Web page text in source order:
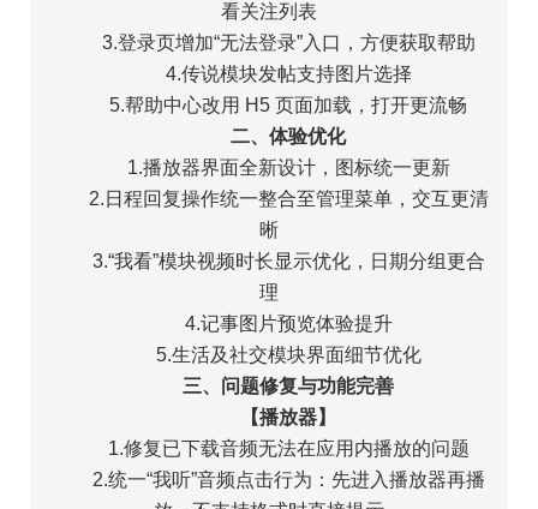
看关注列表
3.登录页增加“无法登录”入口，方便获取帮助
4.传说模块发帖支持图片选择
5.帮助中心改用 H5 页面加载，打开更流畅
二、体验优化
1.播放器界面全新设计，图标统一更新
2.日程回复操作统一整合至管理菜单，交互更清
晰
3.“我看”模块视频时长显示优化，日期分组更合
理
4.记事图片预览体验提升
5.生活及社交模块界面细节优化
三、问题修复与功能完善
【播放器】
1.修复已下载音频无法在应用内播放的问题
2.统一“我听”音频点击行为：先进入播放器再播